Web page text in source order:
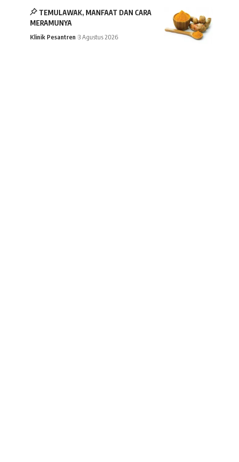
TEMULAWAK, MANFAAT DAN CARA
MERAMUNYA
Klinik Pesantren 3 Agustus 2026